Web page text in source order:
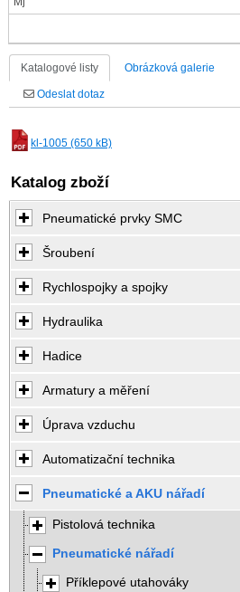
Katalogové listy Obrázková galerie
Odeslat dotaz
kl-1005 (650 kB)
Katalog zboží
Pneumatické prvky SMC
Šroubení
Rychlospojky a spojky
Hydraulika
Hadice
Armatury a měření
Úprava vzduchu
Automatizační technika
Pneumatické a AKU nářadí
Pistolová technika
Pneumatické nářadí
Příklepové utahováky